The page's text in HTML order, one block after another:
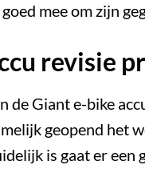
mee om zijn
revisie
de Giant e-bike
geopend het
is gaat er een